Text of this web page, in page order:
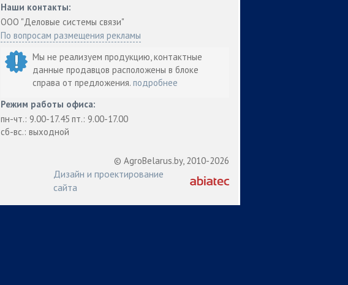
Наши контакты:
ООО "Деловые системы связи"
По вопросам размещения рекламы
Мы не реализуем продукцию, контактные
данные продавцов расположены в блоке
справа от предложения.подробнее
Режим работы офиса:
пн-чт.: 9.00-17.45 пт.: 9.00-17.00
сб-вс.: выходной
© AgroBelarus.by, 2010-2026
Дизайн и проектирование
сайта